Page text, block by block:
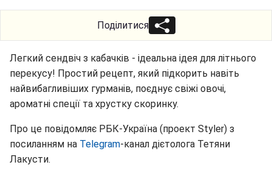
Поділитися
Легкий сендвіч з кабачків - ідеальна ідея для літнього
перекусу! Простий рецепт, який підкорить навіть
найвибагливіших гурманів, поєднує свіжі овочі,
ароматні спеції та хрустку скоринку.
Про це повідомляє РБК-Україна (проект Styler) з
посиланням на Telegram-канал дієтолога Тетяни
Лакусти.